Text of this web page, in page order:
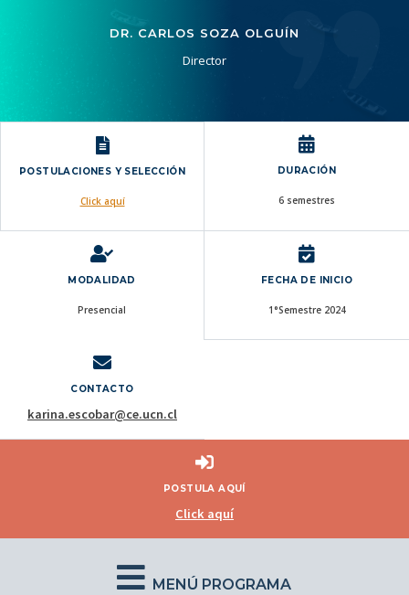
DR. CARLOS SOZA OLGUÍN
Director
POSTULACIONES Y SELECCIÓN
Click aquí
DURACIÓN
6 semestres
MODALIDAD
Presencial
FECHA DE INICIO
1°Semestre 2024
CONTACTO
karina.escobar@ce.ucn.cl
POSTULA AQUÍ
Click aquí
MENÚ PROGRAMA